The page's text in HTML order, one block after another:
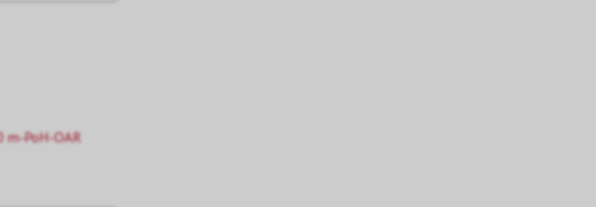
m-PoH-OAR